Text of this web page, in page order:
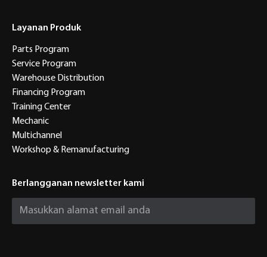
Layanan Produk
Parts Program
Service Program
Warehouse Distribution
Financing Program
Training Center
Mechanic
Multichannel
Workshop & Remanufacturing
Berlangganan newsletter kami